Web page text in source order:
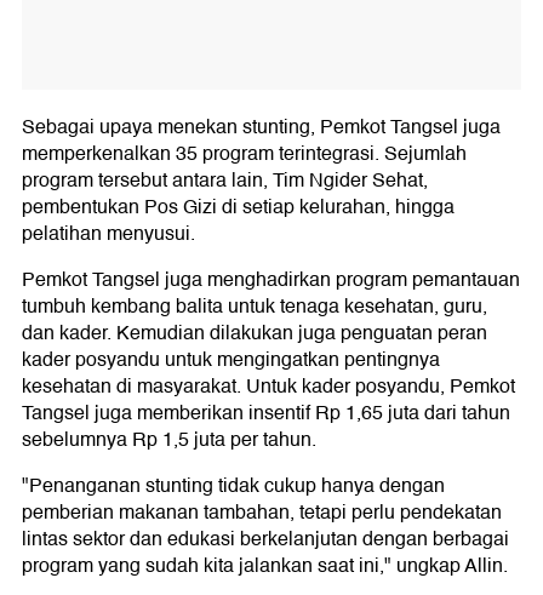
Sebagai upaya menekan stunting, Pemkot Tangsel juga
memperkenalkan 35 program terintegrasi. Sejumlah
program tersebut antara lain, Tim Ngider Sehat,
pembentukan Pos Gizi di setiap kelurahan, hingga
pelatihan menyusui.
Pemkot Tangsel juga menghadirkan program pemantauan
tumbuh kembang balita untuk tenaga kesehatan, guru,
dan kader. Kemudian dilakukan juga penguatan peran
kader posyandu untuk mengingatkan pentingnya
kesehatan di masyarakat. Untuk kader posyandu, Pemkot
Tangsel juga memberikan insentif Rp 1,65 juta dari tahun
sebelumnya Rp 1,5 juta per tahun.
"Penanganan stunting tidak cukup hanya dengan
pemberian makanan tambahan, tetapi perlu pendekatan
lintas sektor dan edukasi berkelanjutan dengan berbagai
program yang sudah kita jalankan saat ini," ungkap Allin.